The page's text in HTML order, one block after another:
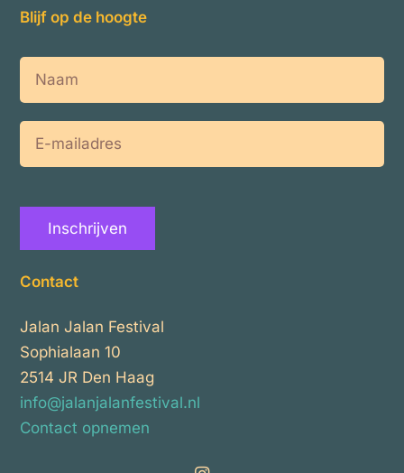
Blijf op de hoogte
Naam
Inschrijven
Contact
Jalan Jalan Festival
Sophialaan 10
2514 JR Den Haag
info@jalanjalanfestival.nl
Contact opnemen